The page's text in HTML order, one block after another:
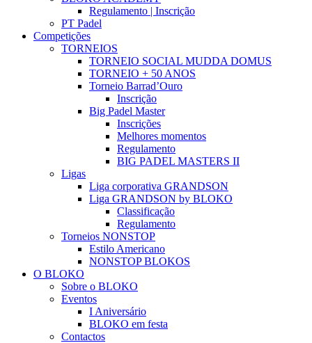
Regulamento | Inscrição
PT Padel
Competições
TORNEIOS
TORNEIO SOCIAL MUDDA DOMUS
TORNEIO + 50 ANOS
Torneio Barrad’Ouro
Inscrição
Big Padel Master
Inscrições
Melhores momentos
Regulamento
BIG PADEL MASTERS II
Ligas
Liga corporativa GRANDSON
Liga GRANDSON by BLOKO
Classificação
Regulamento
Torneios NONSTOP
Estilo Americano
NONSTOP BLOKOS
O BLOKO
Sobre o BLOKO
Eventos
I Aniversário
BLOKO em festa
Contactos